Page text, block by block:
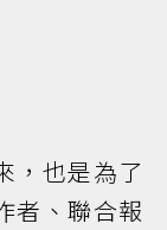
，也是為了
者、聯合報